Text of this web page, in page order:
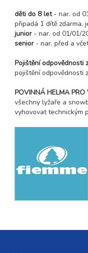
děti do 8 let- nar. od
připadá 1 dítě zdarma,
junior- nar. od 01/01/
senior- nar. před a
Pojištění odpovědnosti
pojištění odpovědnosti
POVINNÁ HELMA PRO
všechny lyžaře a
vyhovovat technickým